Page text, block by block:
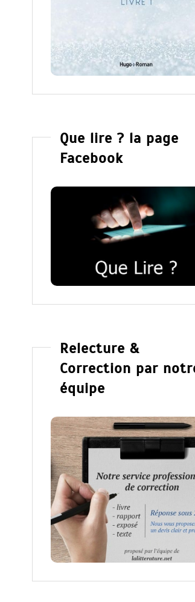
Que lire ? la page
Facebook
Relecture &
Correction par
équipe